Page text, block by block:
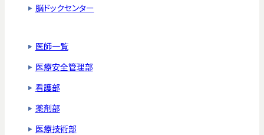
脳ドックセンター
医師一覧
医療安全管理部
看護部
薬剤部
医療技術部